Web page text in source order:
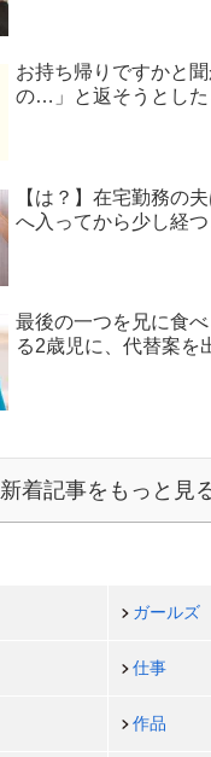
お持ち帰りですかと
の…」と返そうとした
【は？】在宅勤務の
へ入ってから少し経
最後の一つを兄に食べ
る2歳児に、代替案を
新着記事をもっと見
ガールズ
仕事
作品